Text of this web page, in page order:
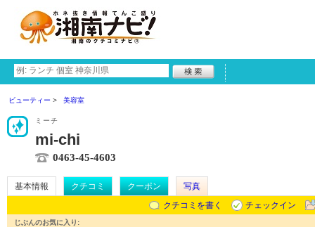
ビューティー 美容室
ミーチ
mi-chi
0463-45-4603
基本情報 クチコミ クーポン
写真
クチコミを書く
チェックイン
じぶんのお気に入り: